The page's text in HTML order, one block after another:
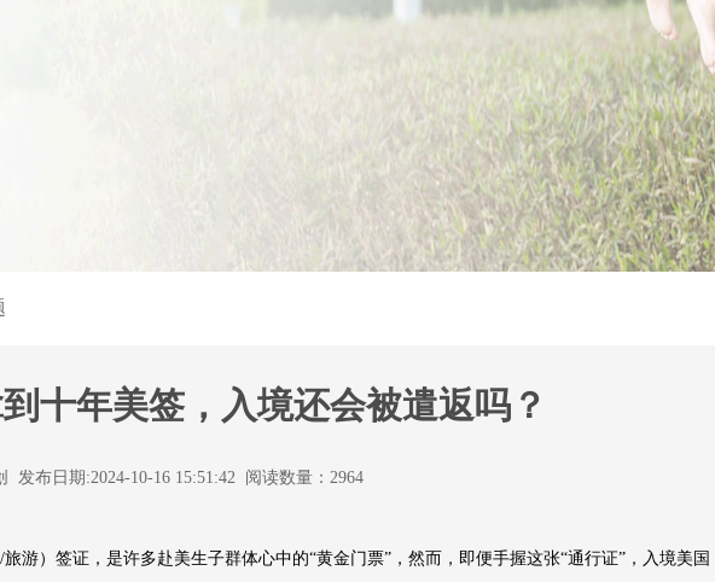
十年美签，入境还会被遣返吗？
布日期:2024-10-16 15:51:42 阅读数量：2964
游）签证，是许多赴美生子群体心中的“黄金门票”，然而，即便手握这张“通行证”，入境美国